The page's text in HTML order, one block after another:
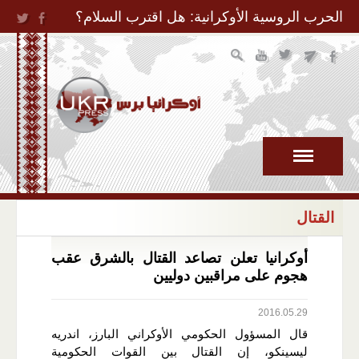
Jump to Navigation
الحرب الروسية الأوكرانية: هل اقترب السلام؟
القتال
أوكرانيا تعلن تصاعد القتال بالشرق عقب
هجوم على مراقبين دوليين
2016.05.29
قال المسؤول الحكومي الأوكراني البارز، اندريه
ليسينكو، إن القتال بين القوات الحكومية